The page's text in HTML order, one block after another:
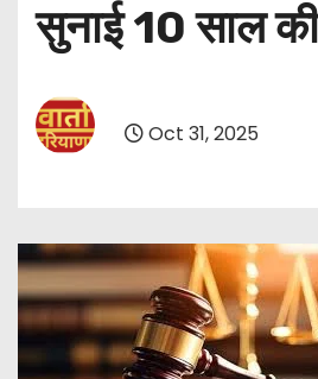
सुनाई 10 साल
Oct 31, 2025